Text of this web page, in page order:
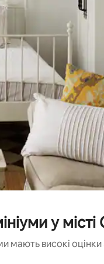
у
мають високі